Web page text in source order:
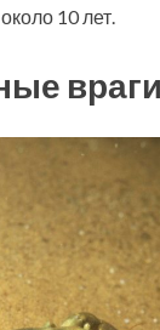
10 лет.
враги